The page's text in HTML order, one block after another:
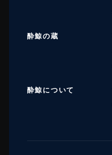
酔鯨の蔵
酔鯨について